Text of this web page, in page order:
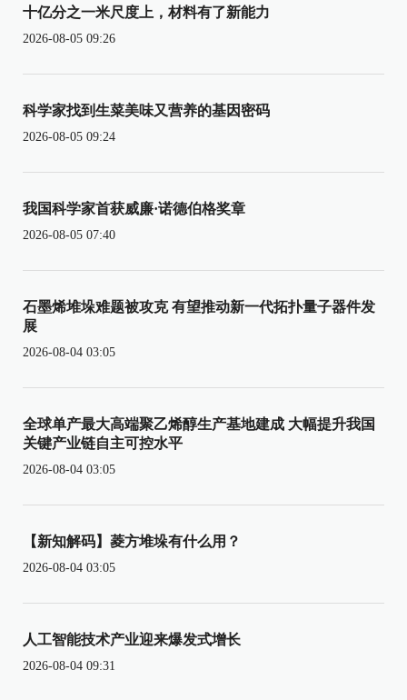
十亿分之一米尺度上，材料有了新能力
2026-08-05 09:26
科学家找到生菜美味又营养的基因密码
2026-08-05 09:24
我国科学家首获威廉·诺德伯格奖章
2026-08-05 07:40
石墨烯堆垛难题被攻克 有望推动新一代拓扑量子器件发
展
2026-08-04 03:05
全球单产最大高端聚乙烯醇生产基地建成 大幅提升我国
关键产业链自主可控水平
2026-08-04 03:05
【新知解码】菱方堆垛有什么用？
2026-08-04 03:05
人工智能技术产业迎来爆发式增长
2026-08-04 09:31